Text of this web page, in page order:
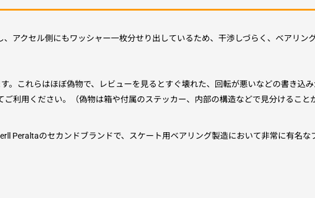
アクセル側にもワッシャー一枚分せり出しているため、干渉しづらく、ベアリン
これらはほぼ偽物で、レビューを見るとすぐ壊れた、回転が悪いなどの書き込
利用ください。（偽物は箱や付属のステッカー、内部の構造などで見分けること
Peraltaのセカンドブランドで、スケート用ベアリング製造において非常に有名な